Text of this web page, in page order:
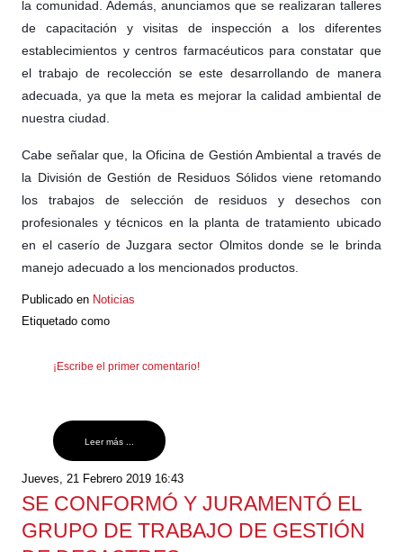
la comunidad. Además, anunciamos que se realizaran talleres
de capacitación y visitas de inspección a los diferentes
establecimientos y centros farmacéuticos para constatar que
el trabajo de recolección se este desarrollando de manera
adecuada, ya que la meta es mejorar la calidad ambiental de
nuestra ciudad.
Cabe señalar que, la Oficina de Gestión Ambiental a través de
la División de Gestión de Residuos Sólidos viene retomando
los trabajos de selección de residuos y desechos con
profesionales y técnicos en la planta de tratamiento ubicado
en el caserío de Juzgara sector Olmitos donde se le brinda
manejo adecuado a los mencionados productos.
Publicado en Noticias
Etiquetado como
¡Escribe el primer comentario!
Leer más ...
Jueves, 21 Febrero 2019 16:43
SE CONFORMÓ Y JURAMENTÓ EL
GRUPO DE TRABAJO DE GESTIÓN